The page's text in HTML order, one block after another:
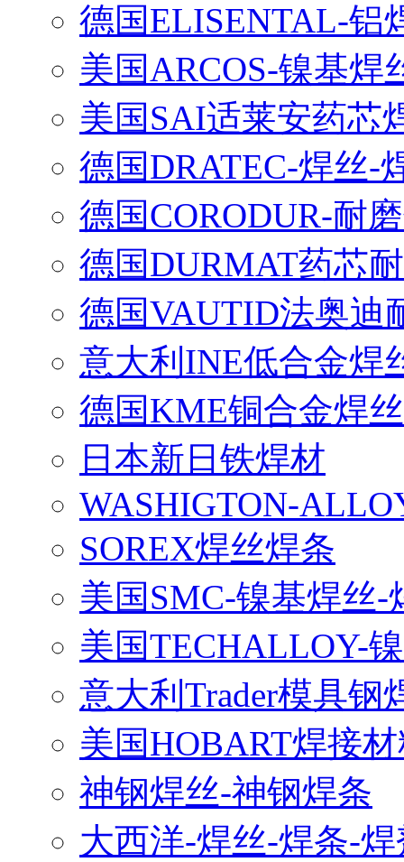
德国ELISENTAL-铝
美国ARCOS-镍基焊
美国SAI适莱安药芯
德国DRATEC-焊丝-
德国CORODUR-耐
德国DURMAT药芯
德国VAUTID法奥迪
意大利INE低合金焊
德国KME铜合金焊丝
日本新日铁焊材
WASHIGTON-
SOREX焊丝焊条
美国SMC-镍基焊丝-
美国TECHALLOY-
意大利Trader模具钢
美国HOBART焊接
神钢焊丝-神钢焊条
大西洋-焊丝-焊条-焊